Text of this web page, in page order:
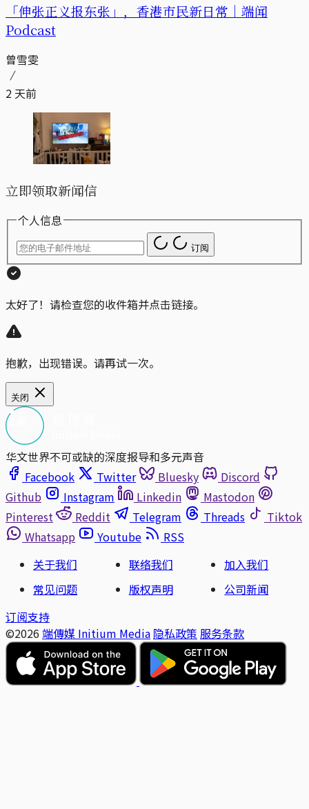
「伸张正义报东张」，香港市民新日常｜端闻
Podcast
曾雪雯
2 天前
立即领取新闻信
个人信息
订阅
太好了！请检查您的收件箱并点击链接。
抱歉，出现错误。请再试一次。
关闭
华文世界不可或缺的深度报导和多元声音
Facebook
Twitter Bluesky
Discord
Github
Instagram Linkedin
Mastodon
Pinterest
Reddit Telegram Threads
Tiktok
Whatsapp
Youtube
RSS
关于我们
联络我们
加入我们
常见问题
版权声明
公司新闻
订阅支持
©2026 端傳媒 Initium Media 隐私政策 服务条款